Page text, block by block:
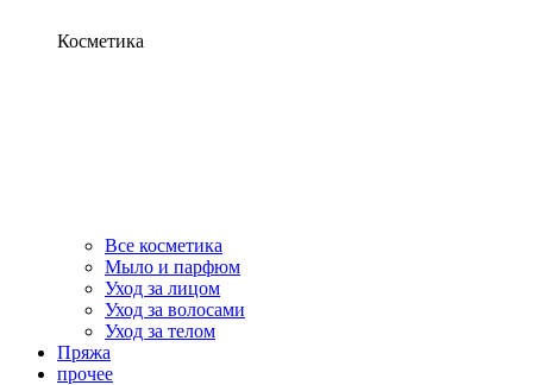
Косметика
Все косметика
Мыло и парфюм
Уход за лицом
Уход за волосами
Уход за телом
Пряжа
прочее